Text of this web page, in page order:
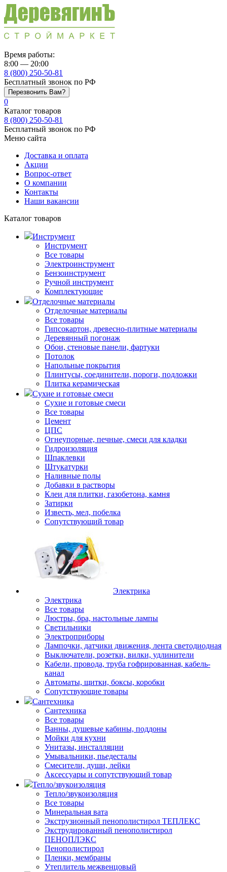
Время работы:
8:00 — 20:00
8 (800) 250-50-81
Бесплатный звонок по РФ
Перезвонить Вам?
0
Каталог товаров
8 (800) 250-50-81
Бесплатный звонок по РФ
Меню сайта
Доставка и оплата
Акции
Вопрос-ответ
О компании
Контакты
Наши вакансии
Каталог товаров
Инструмент
Инструмент
Все товары
Электроинструмент
Бензоинструмент
Ручной инструмент
Комплектующие
Отделочные материалы
Отделочные материалы
Все товары
Гипсокартон, древесно-плитные материалы
Деревянный погонаж
Обои, стеновые панели, фартуки
Потолок
Напольные покрытия
Плинтусы, соединители, пороги, подложки
Плитка керамическая
Сухие и готовые смеси
Сухие и готовые смеси
Все товары
Цемент
ЦПС
Огнеупорные, печные, смеси для кладки
Гидроизоляция
Шпаклевки
Штукатурки
Наливные полы
Добавки в растворы
Клеи для плитки, газобетона, камня
Затирки
Известь, мел, побелка
Сопутствующий товар
Электрика
Электрика
Все товары
Люстры, бра, настольные лампы
Светильники
Электроприборы
Лампочки, датчики движения, лента светодиодная
Выключатели, розетки, вилки, удлинители
Кабели, провода, труба гофрированная, кабель-
канал
Автоматы, щитки, боксы, коробки
Сопутствующие товары
Сантехника
Сантехника
Все товары
Ванны, душевые кабины, поддоны
Мойки для кухни
Унитазы, инсталляции
Умывальники, пьедесталы
Смесители, души, лейки
Аксессуары и сопутствующий товар
Тепло/звукоизоляция
Тепло/звукоизоляция
Все товары
Минеральная вата
Экструзионный пенополистирол ТЕПЛЕКС
Экструдированный пенополистирол
ПЕНОПЛЭКС
Пенополистирол
Пленки, мембраны
Утеплитель межвенцовый